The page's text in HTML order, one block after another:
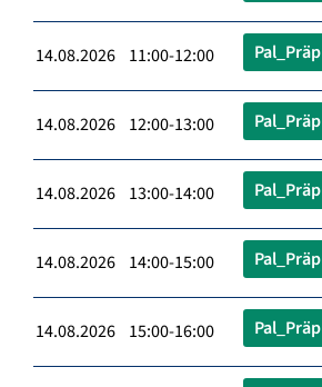
14.08.2026 11:00-12:00 Pal_Präp
14.08.2026 12:00-13:00 Pal_Präp
14.08.2026 13:00-14:00 Pal_Präp
14.08.2026 14:00-15:00 Pal_Präp
14.08.2026 15:00-16:00 Pal_Präp